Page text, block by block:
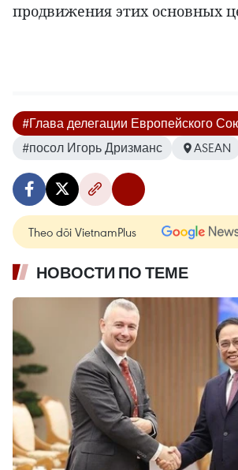
продвижения этих основных
#Глава делегации Европейского
#посол Игорь Дризманс
ASEAN
Theo dõi VietnamPlus
НОВОСТИ ПО ТЕМЕ